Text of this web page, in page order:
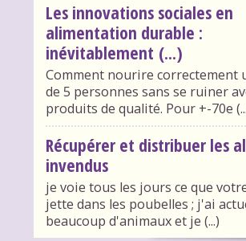
Les innovations sociales en
alimentation durable :
inévitablement (...)
Comment nourire correctement
de 5 personnes sans se ruiner
produits de qualité. Pour +-70e
Récupérer et distribuer les
invendus
je voie tous les jours ce que
jette dans les poubelles ; j'ai
beaucoup d'animaux et je (...)